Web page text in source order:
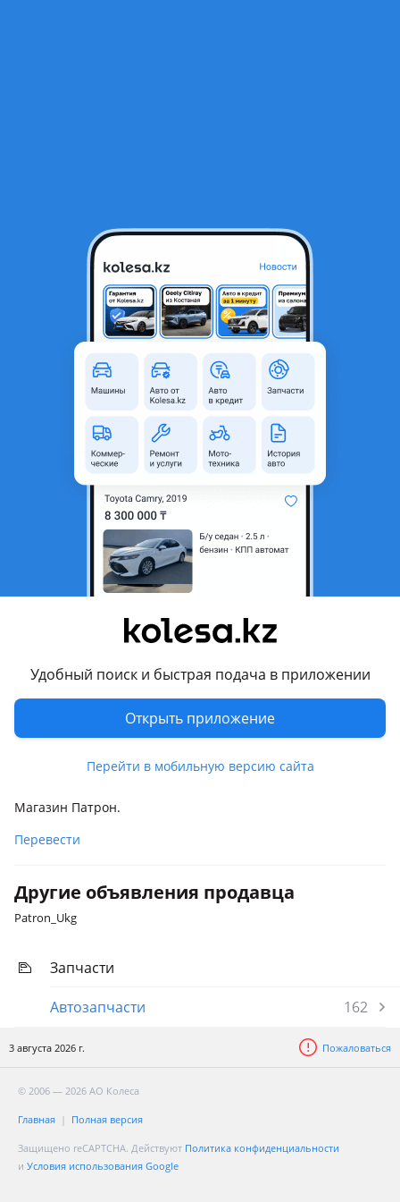
Удобный поиск и быстрая подача в приложении
Открыть приложение
Перейти в мобильную версию сайта
Генератор MITSUBISHI 6G72 3.0 12v 86-99 SOHC
Усть-Каменогорск,
Восточно-Казахстанская
область
Новая
Код запчасти
Подходит на авто
Mitsubishi Pajero
1982 - 1991 1 поколение (L04xG/L14xG), 1991 - 1997 2
поколение (V3xW/V2xW/V4xW), 1997 - 1999 2 поколение
рестайлинг (V3xW/V2xW/V4xW)
Комментарий продавца
Генератор MITSUBISHI 6G72 3.0 12v 86-99 SOHC вдоль
MITSUBISHI: 6G72;
Магазин Патрон.
Перевести
Другие объявления продавца
Patron_Ukg
Запчасти
Автозапчасти
162
3 августа 2026 г. Пожаловаться
© 2006 — 2026 АО Колеса
Главная Полная версия
Защищено reCAPTCHA. Действуют Политика конфиденциальности
и Условия использования Google